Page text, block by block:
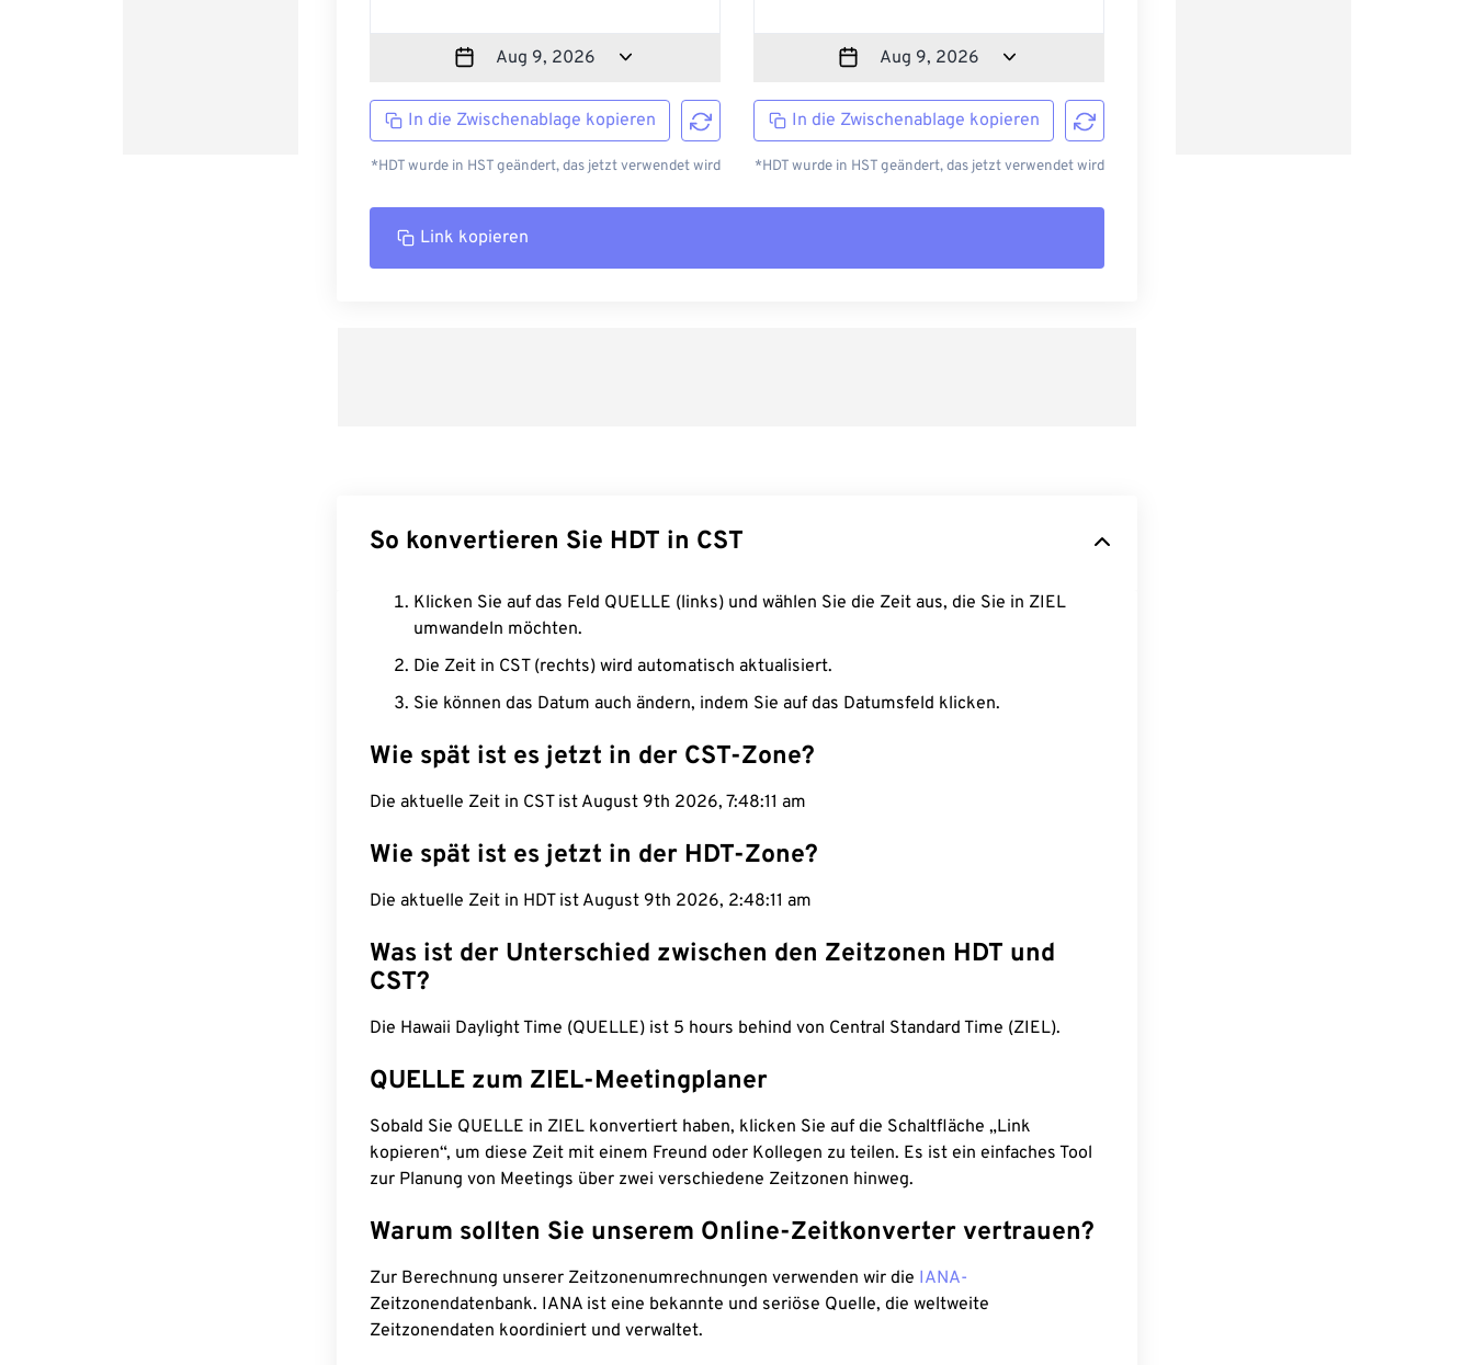
In die Zwischenablage kopieren
*HDT wurde in HST geändert, das jetzt verwendet wird
In die Zwischenablage kopieren
*HDT wurde in HST geändert, das jetzt verwendet wird
Link kopieren
So konvertieren Sie HDT in CST
Klicken Sie auf das Feld QUELLE (links) und wählen Sie die Zeit aus, die Sie in ZIEL
umwandeln möchten.
Die Zeit in CST (rechts) wird automatisch aktualisiert.
Sie können das Datum auch ändern, indem Sie auf das Datumsfeld klicken.
Wie spät ist es jetzt in der CST-Zone?
Die aktuelle Zeit in CST ist August 9th 2026, 7:48:12 am
Wie spät ist es jetzt in der HDT-Zone?
Die aktuelle Zeit in HDT ist August 9th 2026, 2:48:12 am
Was ist der Unterschied zwischen den Zeitzonen HDT und
CST?
Die Hawaii Daylight Time (QUELLE) ist 5 hours behind von Central Standard Time (ZIEL).
QUELLE zum ZIEL-Meetingplaner
Sobald Sie QUELLE in ZIEL konvertiert haben, klicken Sie auf die Schaltfläche „Link
kopieren“, um diese Zeit mit einem Freund oder Kollegen zu teilen. Es ist ein einfaches Tool
zur Planung von Meetings über zwei verschiedene Zeitzonen hinweg.
Warum sollten Sie unserem Online-Zeitkonverter vertrauen?
Zur Berechnung unserer Zeitzonenumrechnungen verwenden wir die IANA-
Zeitzonendatenbank. IANA ist eine bekannte und seriöse Quelle, die weltweite
Zeitzonendaten koordiniert und verwaltet.